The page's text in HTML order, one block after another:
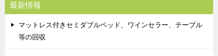
最新情報
マットレス付きセミダブルベッド、ワインセラー、テーブル
等の回収